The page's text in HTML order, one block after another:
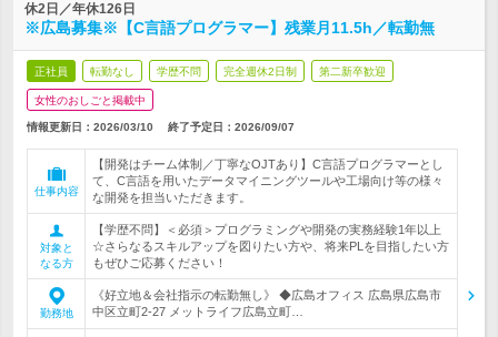
休2日／年休126日
※広島募集※【C言語プログラマー】残業月11.5h／転勤無
正社員 転勤なし 学歴不問 完全週休2日制 第二新卒歓迎
女性のおしごと掲載中
情報更新日：2026/03/10 終了予定日： 2026/09/07
仕事内容
【開発はチーム体制／丁寧なOJTあり】C言語プログラマーとし
て、C言語を用いたデータマイニングツールや工場向け等の様々
な開発を担当いただきます。
対象と
なる方
【学歴不問】＜必須＞プログラミングや開発の実務経験1年以上
☆さらなるスキルアップを図りたい方や、将来PLを目指したい方
もぜひご応募ください！
勤務地
《好立地＆会社指示の転勤無し》 ◆広島オフィス 広島県広島市
中区立町2-27 メットライフ広島立町…